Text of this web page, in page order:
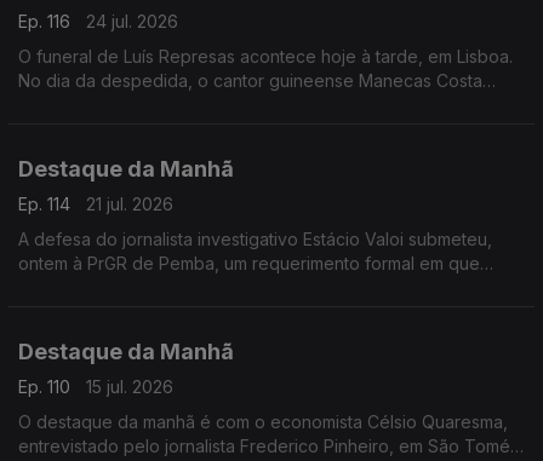
Ep. 116
24 jul. 2026
O funeral de Luís Represas acontece hoje à tarde, em Lisboa.
No dia da despedida, o cantor guineense Manecas Costa
Destaque da Manhã
Ep. 114
21 jul. 2026
A defesa do jornalista investigativo Estácio Valoi submeteu,
ontem à PrGR de Pemba, um requerimento formal em que
Destaque da Manhã
Ep. 110
15 jul. 2026
O destaque da manhã é com o economista Célsio Quaresma,
entrevistado pelo jornalista Frederico Pinheiro, em São Tomé